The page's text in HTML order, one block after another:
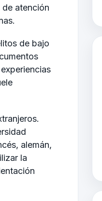
atención
de bajo
alemán,
la